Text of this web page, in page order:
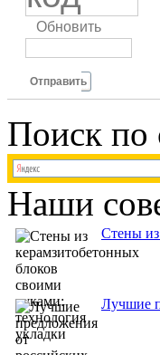
Обновить
Отправить
Поиск по
Наши
Стены из
Лучшие